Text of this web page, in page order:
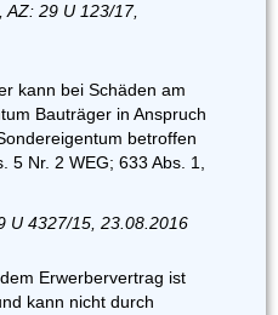
29 U 123/17,
kann bei Schäden am
Bauträger in Anspruch
betroffen
5 Nr. 2 WEG; 633 Abs. 1,
U 4327/15, 23.08.2016
Erwerbervertrag ist
kann nicht durch